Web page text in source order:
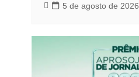
5 de agosto de 2026